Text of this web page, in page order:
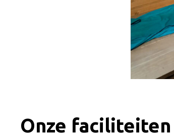
Onze faciliteiten